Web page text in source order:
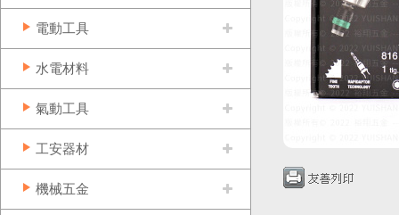
電動工具
水電材料
氣動工具
工安器材
機械五金